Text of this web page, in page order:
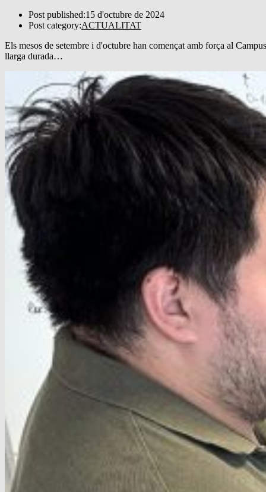
Post published:15 d'octubre de 2024
Post category:ACTUALITAT
Els mesos de setembre i d'octubre han començat amb força al
llarga durada…